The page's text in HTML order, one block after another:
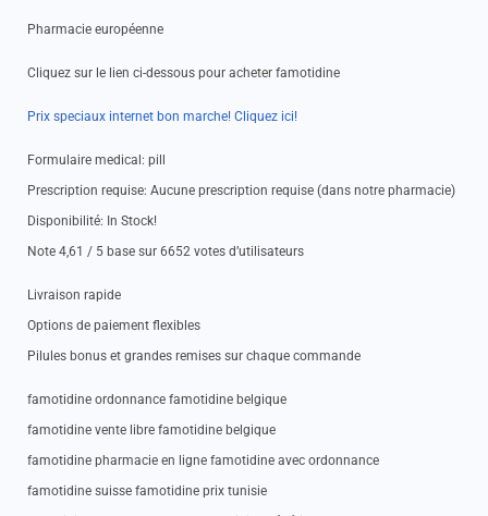
Pharmacie européenne
Cliquez sur le lien ci-dessous pour acheter famotidine
Prix speciaux internet bon marche! Cliquez ici!
Formulaire medical: pill
Prescription requise: Aucune prescription requise (dans notre pharmacie)
Disponibilité: In Stock!
Note 4,61 / 5 base sur 6652 votes d’utilisateurs
Livraison rapide
Options de paiement flexibles
Pilules bonus et grandes remises sur chaque commande
famotidine ordonnance famotidine belgique
famotidine vente libre famotidine belgique
famotidine pharmacie en ligne famotidine avec ordonnance
famotidine suisse famotidine prix tunisie